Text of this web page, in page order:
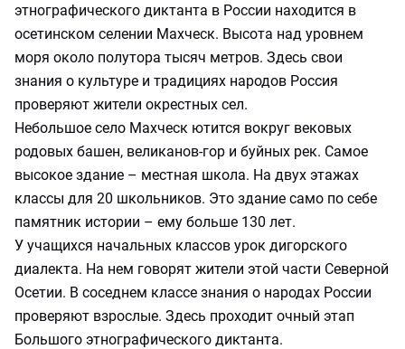
этнографического диктанта в России находится в
осетинском селении Махческ. Высота над уровнем
моря около полутора тысяч метров. Здесь свои
знания о культуре и традициях народов Россия
проверяют жители окрестных сел.
Небольшое село Махческ ютится вокруг вековых
родовых башен, великанов-гор и буйных рек. Самое
высокое здание – местная школа. На двух этажах
классы для 20 школьников. Это здание само по себе
памятник истории – ему больше 130 лет.
У учащихся начальных классов урок дигорского
диалекта. На нем говорят жители этой части Северной
Осетии. В соседнем классе знания о народах России
проверяют взрослые. Здесь проходит очный этап
Большого этнографического диктанта.